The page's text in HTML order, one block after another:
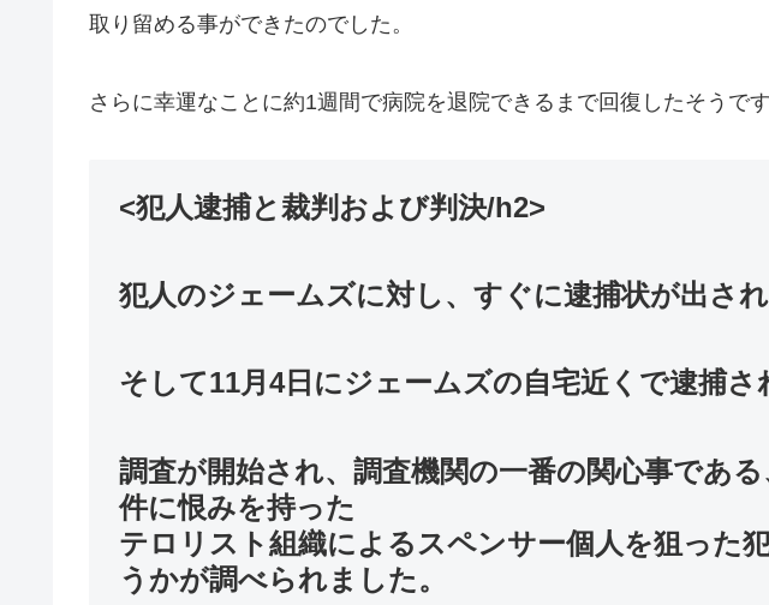
取り留める事ができたのでした。
さらに幸運なことに約1週間で病院を退院できるまで回復したそうです
<犯人逮捕と裁判および判決/h2>
犯人のジェームズに対し、すぐに逮捕状が出され
そして11月4日にジェームズの自宅近くで逮捕さ
調査が開始され、調査機関の一番の関心事であ
件に恨みを持った
テロリスト組織によるスペンサー個人を狙った
うかが調べられました。